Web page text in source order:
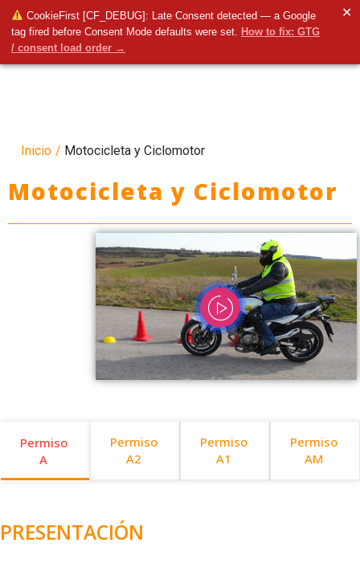
CookieFirst [CF_DEBUG]: Late Consent detected — a Google
tag fired before Consent Mode defaults were set. How to fix: GTG
/ consent load order →
✕
Inicio / Motocicleta y Ciclomotor
Motocicleta y Ciclomotor
Permiso
A
Permiso
A2
Permiso
A1
Permiso
AM
PRESENTACIÓN